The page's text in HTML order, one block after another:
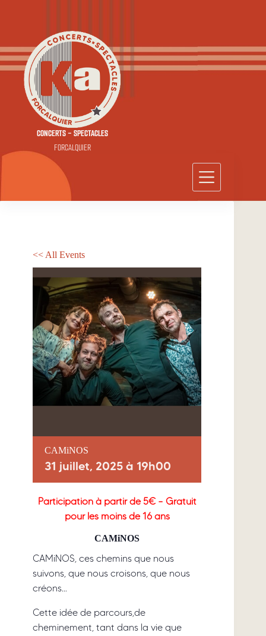
CONCERTS - SPECTACLES
FORCALQUIER
<< All Events
CAMiNOS
31 juillet, 2025 à 19h00
Participation à partir de 5€ – Gratuit
pour les moins de 16 ans
CAMiNOS
CAMiNOS, ces chemins que nous
suivons, que nous croisons, que nous
créons…
​Cette idée de parcours,de
cheminement, tant dans la vie que